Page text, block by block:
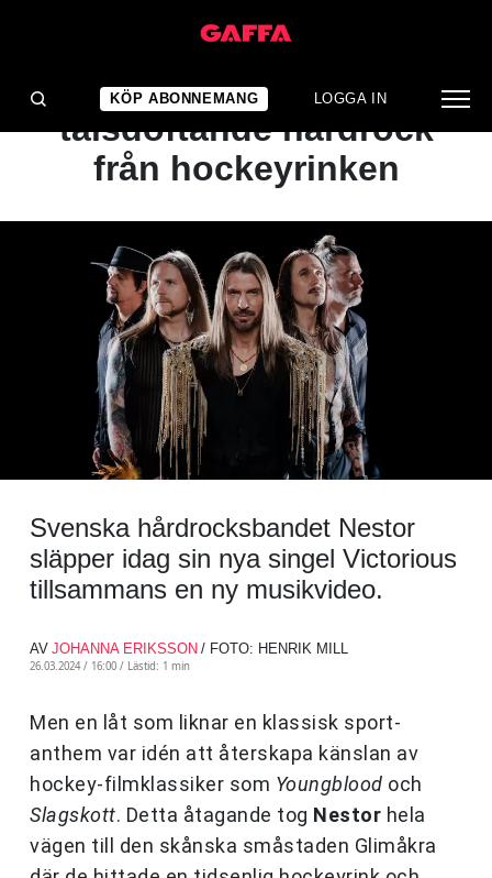
KÖP ABONNEMANG LOGGA IN
NYHET
VIDEOPREMIÄR: 80-
talsdoftande hårdrock
från hockeyrinken
Svenska hårdrocksbandet Nestor
släpper idag sin nya singel Victorious
tillsammans en ny musikvideo.
AV JOHANNA ERIKSSON / FOTO: HENRIK MILL
26.03.2024 / 16:00 / Lästid: 1 min
Men en låt som liknar en klassisk sport-
anthem var idén att återskapa känslan av
hockey-filmklassiker som Youngblood och
Slagskott. Detta åtagande tog Nestor hela
vägen till den skånska småstaden Glimåkra